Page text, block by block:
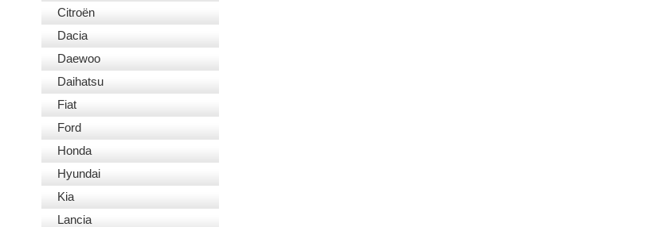
Citroën
Dacia
Daewoo
Daihatsu
Fiat
Ford
Honda
Hyundai
Kia
Lancia